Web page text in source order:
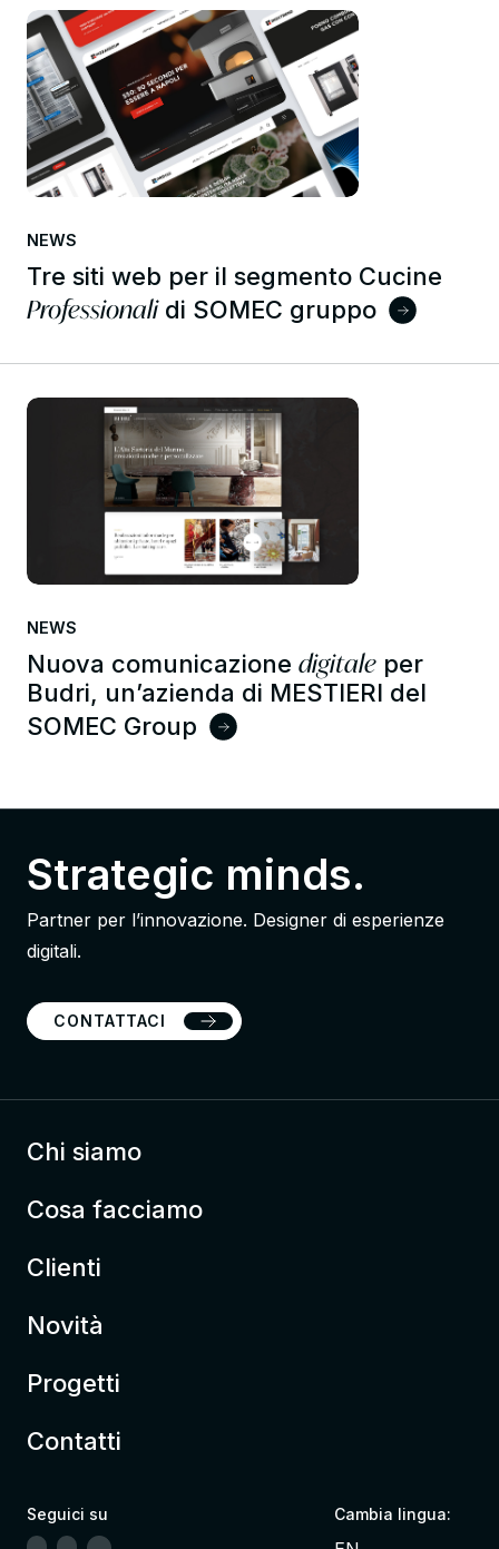
NEWS
Tre siti web per il segmento Cucine
Professionalidi SOMEC gruppo
NEWS
Nuova comunicazione digitale per
Budri, un’azienda di MESTIERI del
SOMEC Group
Strategic minds.
Partner per l’innovazione. Designer di esperienze
digitali.
CONTATTACI
Chi siamo
Cosa facciamo
Clienti
Novità
Progetti
Contatti
Seguici su Cambia lingua: